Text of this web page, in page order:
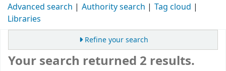
Advanced search Authority search
Tag cloud
Libraries
Refine your search
Your search returned 2 results.